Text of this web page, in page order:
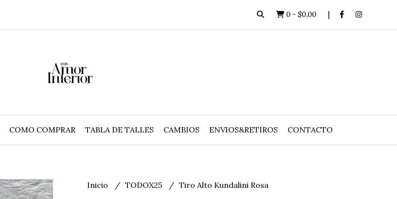
0 - $0,00
COMO COMPRAR TABLA DE TALLES CAMBIOS ENVIOS&RETIROS CONTACTO
Inicio TODOX25 Tiro Alto Kundalini Rosa